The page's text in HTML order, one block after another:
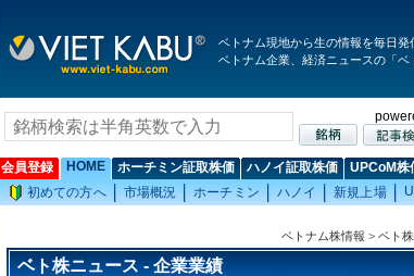
ベトナム現地から生の情報を毎日発
ベトナム企業、経済ニュースの「ベ
会員登録
HOME ホーチミン証取株価 ハノイ証取株価 UPCoM株
初めての方へ
市場概況 ホーチミン ハノイ 新規上場
ベトナム株情報 > ベト
ベト株ニュース - 企業業績